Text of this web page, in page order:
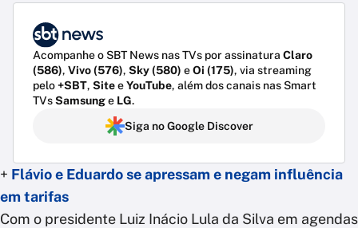
Acompanhe o SBT News nas TVs por assinatura Claro
(586), Vivo (576), Sky (580) eOi (175), via streaming
pelo+SBT, SiteeYouTube, além dos canais nas Smart
TVsSamsunge LG.
Siga no Google Discover
+ Flávio e Eduardo se apressam e negam influência
em tarifas
Com o presidente Luiz Inácio Lula da Silva em agendas